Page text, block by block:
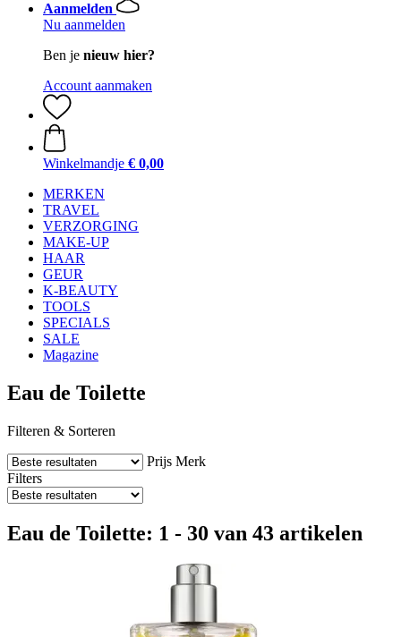
Aanmelden
Nu aanmelden
Ben je nieuw hier?
Account aanmaken
Winkelmandje € 0,00
MERKEN
TRAVEL
VERZORGING
MAKE-UP
HAAR
GEUR
K-BEAUTY
TOOLS
SPECIALS
SALE
Magazine
Eau de Toilette
Filteren & Sorteren
Prijs Merk
Filters
Eau de Toilette: 1 - 30 van 43 artikelen